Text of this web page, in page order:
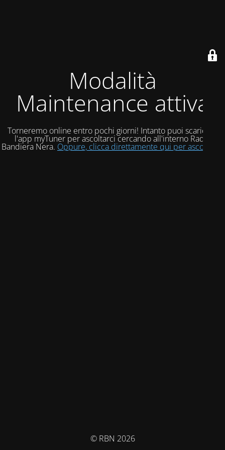
Modalità
Maintenance attiva
Torneremo online entro pochi giorni! Intanto puoi scaricare
l'app myTuner per ascoltarci cercando all'interno Radio
Bandiera Nera. Oppure, clicca direttamente qui per ascoltarci!
© RBN 2026